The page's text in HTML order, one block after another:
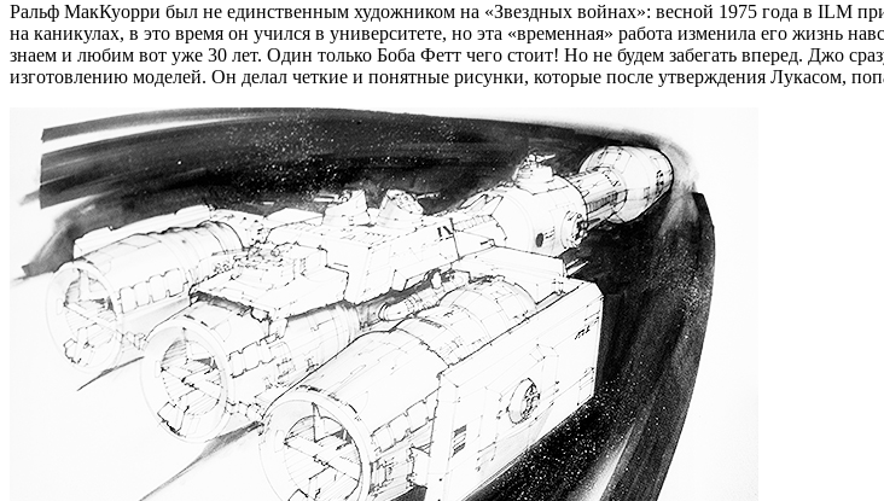
Ральф МакКуорри был не единственным художником на «Звездных войнах»: весной 1975 года в ILM
на каникулах, в это время он учился в университете, но эта «временная» работа изменила его жизнь
знаем и любим вот уже 30 лет. Один только Боба Фетт чего стоит! Но не будем забегать вперед. Джо
изготовлению моделей. Он делал четкие и понятные рисунки, которые после утверждения Лукасом,